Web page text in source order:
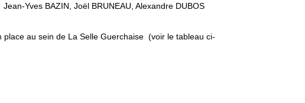
Yves BAZIN, Joël BRUNEAU, Alexandre DUBOS
au sein de La Selle Guerchaise (voir le tableau ci-